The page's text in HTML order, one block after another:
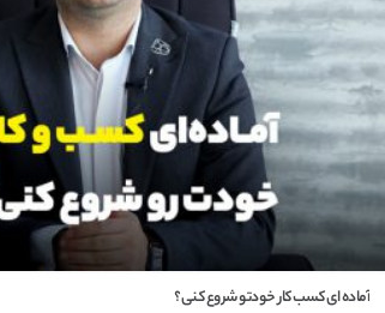
۹ ویژگی پنهان در کتابخانه چند رسانه ای وردپرس